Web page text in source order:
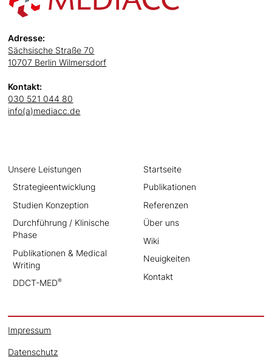
Adresse:
Sächsische Straße 70
10707 Berlin Wilmersdorf
Kontakt:
030 521 044 80
info(a)mediacc.de
Unsere Leistungen
Strategieentwicklung
Studien Konzeption
Durchführung / Klinische
Phase
Publikationen & Medical
Writing
DDCT-MED®
Startseite
Publikationen
Referenzen
Über uns
Wiki
Neuigkeiten
Kontakt
Impressum
Datenschutz